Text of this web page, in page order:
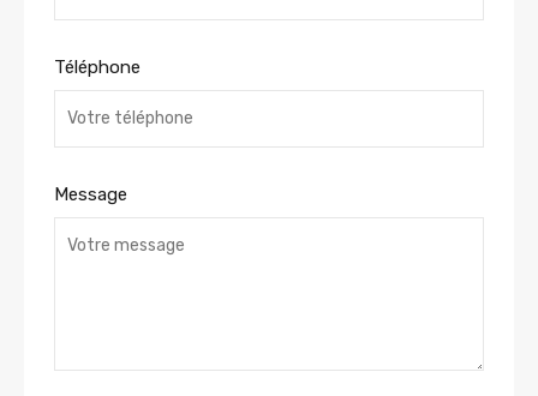
Téléphone
Message